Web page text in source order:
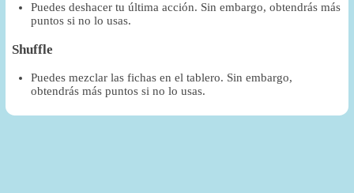
Puedes deshacer tu última acción. Sin embargo, obtendrás más
puntos si no lo usas.
Shuffle
Puedes mezclar las fichas en el tablero. Sin embargo,
obtendrás más puntos si no lo usas.